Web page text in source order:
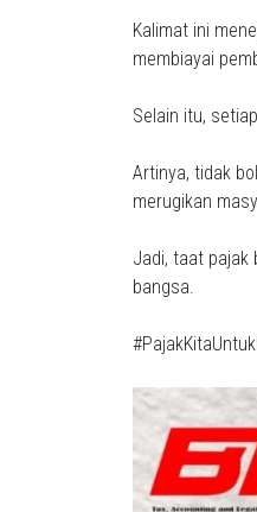
Kalimat ini
membiayai
Selain itu,
Artinya, tidak
merugikan
Jadi, taat pajak
bangsa.